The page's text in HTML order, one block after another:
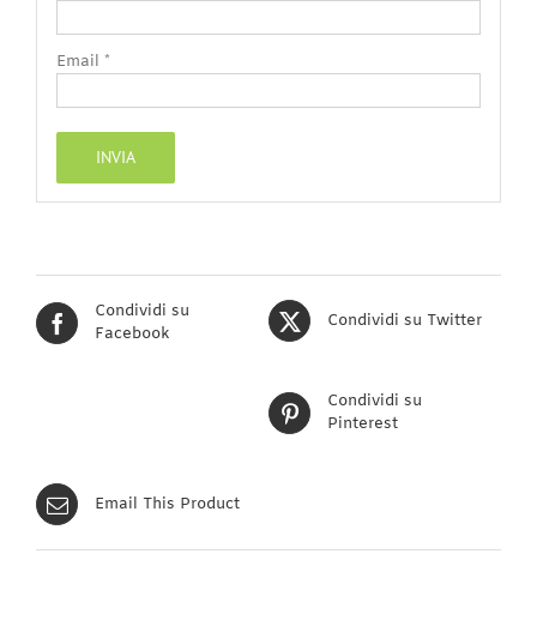
Email *
Condividi su
Facebook
Condividi su Twitter
Condividi su
Pinterest
Email This Product